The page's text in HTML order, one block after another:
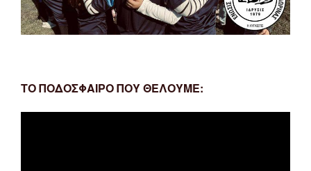
ΤΟ ΠΟΔΟΣΦΑΙΡΟ ΠΟΥ ΘΕΛΟΥΜΕ: